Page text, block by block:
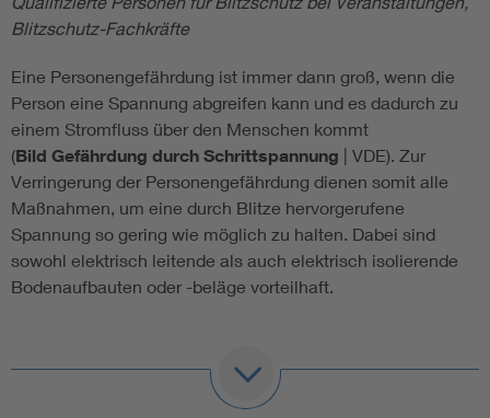
Blitzschutz-Fachkräfte
Eine Personengefährdung ist immer dann groß, wenn die
Person eine Spannung abgreifen kann und es dadurch zu
einem Stromfluss über den Menschen kommt
(Bild Gefährdung durch Schrittspannung | VDE). Zur
Verringerung der Personengefährdung dienen somit alle
Maßnahmen, um eine durch Blitze hervorgerufene
Spannung so gering wie möglich zu halten. Dabei sind
sowohl elektrisch leitende als auch elektrisch isolierende
Bodenaufbauten oder -beläge vorteilhaft.